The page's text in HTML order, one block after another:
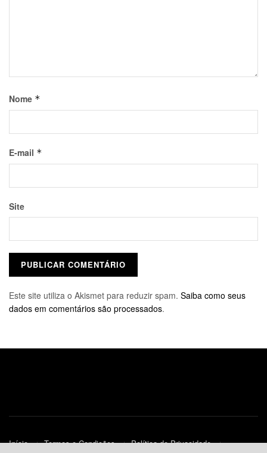
Nome *
E-mail *
Site
Este site utiliza o Akismet para reduzir spam. Saiba como seus
dados em comentários são processados.
Início Termos e Condições
Política de Privacidade